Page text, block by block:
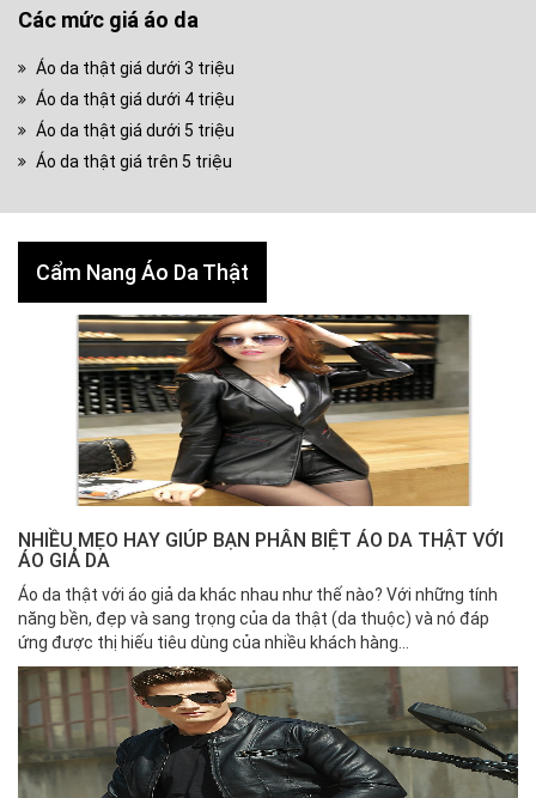
Các mức giá áo da
Áo da thật giá dưới 3 triệu
Áo da thật giá dưới 4 triệu
Áo da thật giá dưới 5 triệu
Áo da thật giá trên 5 triệu
Cẩm Nang Áo Da Thật
NHIỀU MẸO HAY GIÚP BẠN PHÂN BIỆT ÁO DA THẬT VỚI
ÁO GIẢ DA
Áo da thật với áo giả da khác nhau như thế nào? Với những tính
năng bền, đẹp và sang trọng của da thật (da thuộc) và nó đáp
ứng được thị hiếu tiêu dùng của nhiều khách hàng...